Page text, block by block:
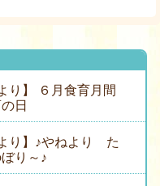
り】 ６月食育月間
日
り】♪やねより た
り～♪